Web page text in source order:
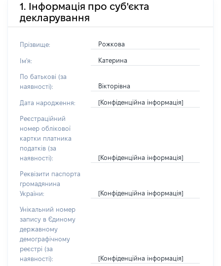
1. Інформація про суб'єкта
декларування
Прізвище: Рожкова
Ім'я: Катерина
По батькові (за
наявності):
Вікторівна
Дата народження: [Конфіденційна інформація]
Реєстраційний
номер облікової
картки платника
податків (за
наявності):
[Конфіденційна інформація]
Реквізити паспорта
громадянина
України:
[Конфіденційна інформація]
Унікальний номер
запису в Єдиному
державному
демографічному
реєстрі (за
наявності):
[Конфіденційна інформація]